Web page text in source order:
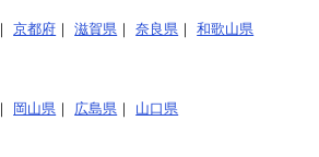
｜京都府 ｜滋賀県 ｜奈良県 ｜和歌山県
｜ 岡山県 ｜ 広島県 ｜ 山口県